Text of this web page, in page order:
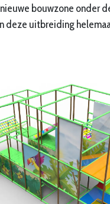
bouwzone onder
deze uitbreiding